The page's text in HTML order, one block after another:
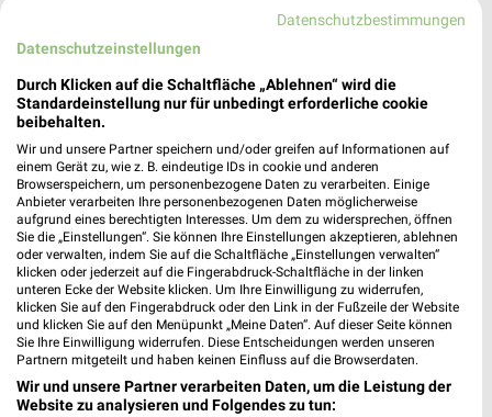
462,90 km • Angebote: 1 Prospekt
DAS FUTTERHAUS München-Pasing
Landsberger Straße 475-479
Heute 09:00 - 20:00 Uhr | Geschlossen
505,42 km
Kölle Zoo München
Stockacher Str. 5
81243 München
Heute 09:00 - 20:00 Uhr | Geschlossen
505,45 km
Datenschutzbestimmungen
Datenschutzeinstellungen
Durch Klicken auf die Schaltfläche „Ablehnen“ wird die
Standardeinstellung nur für unbedingt erforderliche cookie
beibehalten.
Wir und unsere Partner speichern und/oder greifen auf Informationen auf
einem Gerät zu, wie z. B. eindeutige IDs in cookie und anderen
Browserspeichern, um personenbezogene Daten zu verarbeiten. Einige
Anbieter verarbeiten Ihre personenbezogenen Daten möglicherweise
aufgrund eines berechtigten Interesses. Um dem zu widersprechen, öffnen
Sie die „Einstellungen“. Sie können Ihre Einstellungen akzeptieren, ablehnen
oder verwalten, indem Sie auf die Schaltfläche „Einstellungen verwalten“
klicken oder jederzeit auf die Fingerabdruck-Schaltfläche in der linken
unteren Ecke der Website klicken. Um Ihre Einwilligung zu widerrufen,
klicken Sie auf den Fingerabdruck oder den Link in der Fußzeile der Website
und klicken Sie auf den Menüpunkt „Meine Daten“. Auf dieser Seite können
Sie Ihre Einwilligung widerrufen. Diese Entscheidungen werden unseren
Partnern mitgeteilt und haben keinen Einfluss auf die Browserdaten.
Wir und unsere Partner verarbeiten Daten, um die Leistung der
Website zu analysieren und Folgendes zu tun: